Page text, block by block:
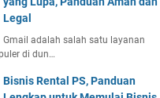
Legal
Gmail adalah salah satu layanan
di dun…
Bisnis Rental PS, Panduan